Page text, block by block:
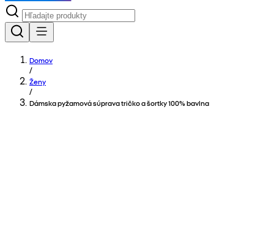
Domov
/
Ženy
/
Dámska pyžamová súprava tričko a šortky 100% bavlna